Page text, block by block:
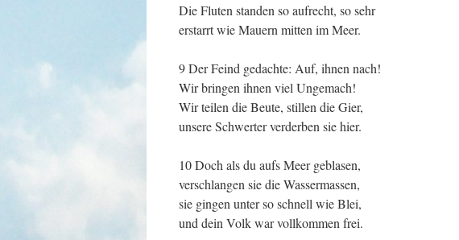
Die Fluten standen so aufrecht, so sehr
erstarrt wie Mauern mitten im Meer.
9 Der Feind gedachte: Auf, ihnen nach!
Wir bringen ihnen viel Ungemach!
Wir teilen die Beute, stillen die Gier,
unsere Schwerter verderben sie hier.
10 Doch als du aufs Meer geblasen,
verschlangen sie die Wassermassen,
sie gingen unter so schnell wie Blei,
und dein Volk war vollkommen frei.